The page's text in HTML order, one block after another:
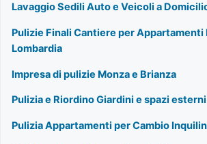
Lavaggio Sedili Auto e Veicoli a
Pulizie Finali Cantiere per Appartamenti
Lombardia
Impresa di pulizie Monza e Brianza
Pulizia e Riordino Giardini e spazi
Pulizia Appartamenti per Cambio